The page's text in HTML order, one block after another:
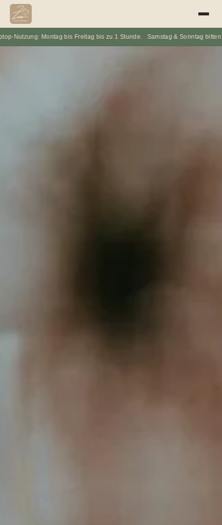
bis Freitag bis zu 1 Stunde. Samstag & Sonntag bitten wir, auf